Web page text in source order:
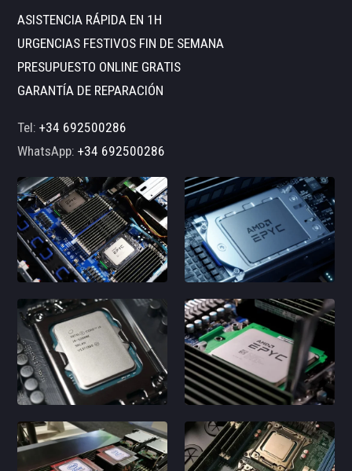
ASISTENCIA RÁPIDA EN 1H
URGENCIAS FESTIVOS FIN DE SEMANA
PRESUPUESTO ONLINE GRATIS
GARANTÍA DE REPARACIÓN
Tel:+34 692500286
WhatsApp:+34 692500286